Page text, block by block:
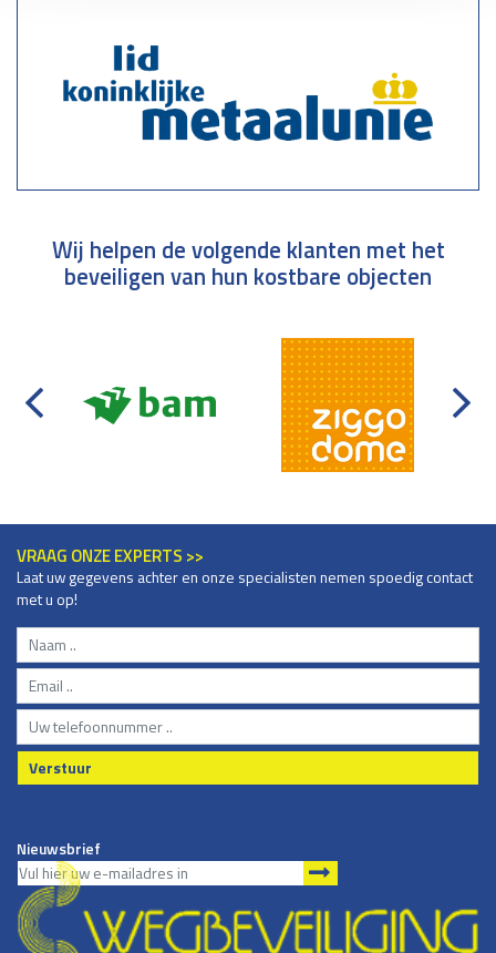
Wij helpen de volgende klanten met het
beveiligen van hun kostbare objecten
VRAAG ONZE EXPERTS >>
Laat uw gegevens achter en onze specialisten nemen spoedig contact
met u op!
Verstuur
Nieuwsbrief